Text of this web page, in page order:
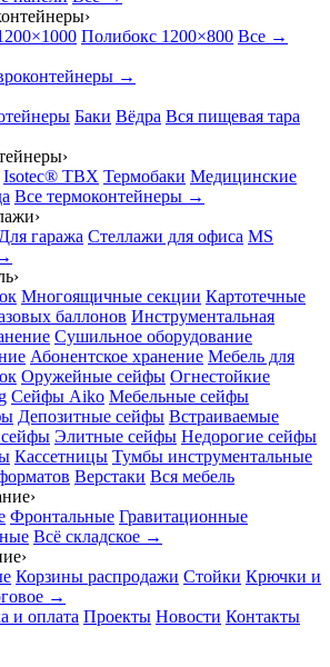
›
Полибокс 1200×800 Все →
→
Баки Вёдра Вся пищевая тара
›
Isotec® TBX Термобаки Медицинские
Все термоконтейнеры →
›
Для гаража Стеллажи для офиса MS
›
Многоящичные секции Картотечные
баллонов Инструментальная
Сушильное оборудование
Абонентское хранение Мебель для
Оружейные сейфы Огнестойкие
Сейфы Aiko Мебельные сейфы
Депозитные сейфы Встраиваемые
Элитные сейфы Недорогие сейфы
Кассетницы Тумбы инструментальные
Верстаки Вся мебель
›
Фронтальные Гравитационные
Всё складское →
›
Корзины распродажи Стойки Крючки и
→
и оплата Проекты Новости Контакты